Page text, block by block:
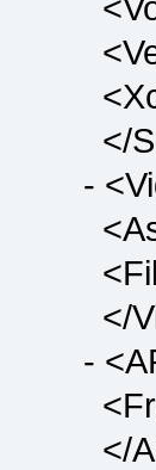
</
-
</
-
</